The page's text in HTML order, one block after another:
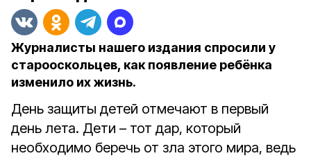
Журналисты нашего издания спросили у
старооскольцев, как появление ребёнка
изменило их жизнь.
День защиты детей отмечают в первый
день лета. Дети – тот дар, который
необходимо беречь от зла этого мира, ведь